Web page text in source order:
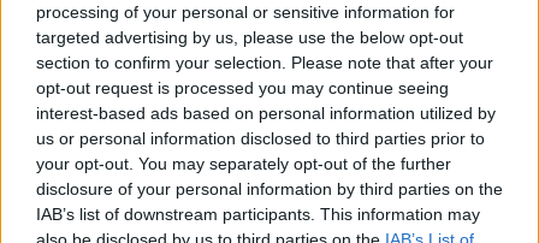
processing of your personal or sensitive information for
targeted advertising by us, please use the below opt-out
section to confirm your selection. Please note that after your
opt-out request is processed you may continue seeing
interest-based ads based on personal information utilized by
us or personal information disclosed to third parties prior to
your opt-out. You may separately opt-out of the further
disclosure of your personal information by third parties on the
IAB’s list of downstream participants. This information may
also be disclosed by us to third parties on the IAB’s List of